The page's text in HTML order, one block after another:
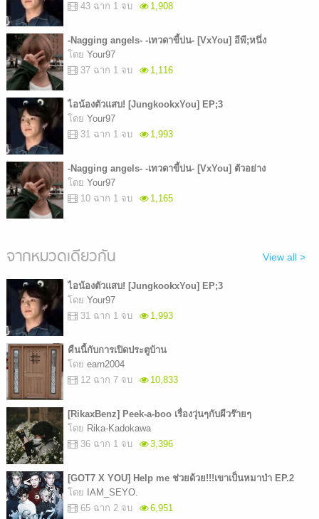
43 ฉาก 1 จบ
1,908
-Nagging angels- -เทวดาขี้บ่น- [VxYou] อีพี;หนึ่ง
โดย Your97
37 ฉาก 1 จบ
1,116
ไอน้องตัวแสบ! [JungkookxYou] EP;3
โดย Your97
31 ฉาก 1 จบ
1,993
-Nagging angels- -เทวดาขี้บ่น- [VxYou] ตัวอย่าง
โดย Your97
10 ฉาก 1 จบ
1,165
จากหมวดเดียวกัน View all >
ไอน้องตัวแสบ! [JungkookxYou] EP;3
โดย Your97
31 ฉาก 1 จบ
1,993
คืนนี้กับการเปิดประตูบ้าน
โดย earn2004
12 ฉาก 7 จบ
10,833
[RikaxBenz] Peek-a-boo เรื่องวุ่นๆกับผีวร๊ายๆ
โดย Rika-Kadokawa
36 ฉาก 1 จบ
3,396
[GOT7 X YOU] Help me ช่วยด้วย!!!เขาเป็นหมาป่า EP.2
โดย IAM_SEYO.
65 ฉาก 2 จบ
6,951